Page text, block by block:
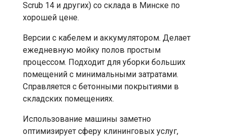
Scrub 14 и других) со склада в Минске по
хорошей цене.
Версии с кабелем и аккумулятором. Делает
ежедневную мойку полов простым
процессом. Подходит для уборки больших
помещений с минимальными затратами.
Справляется с бетонными покрытиями в
складских помещениях.
Использование машины заметно
оптимизирует сферу клининговых услуг,